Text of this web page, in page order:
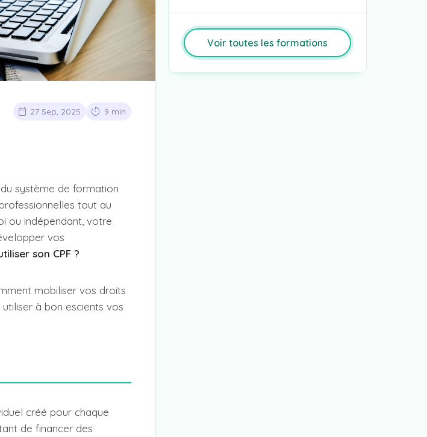
27 Sep, 2025 9 min
système de formation
tout au
ou indépendant, votre
vos
son CPF ?
mobiliser vos droits
à bon escients vos
créé pour chaque
de financer des
Voir toutes les formations